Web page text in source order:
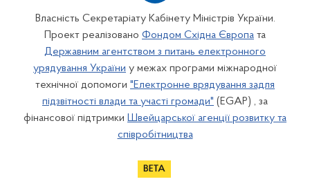
Власність Секретаріату Кабінету Міністрів України.
Проект реалізовано Фондом Східна Європа та
Державним агентством з питань електронного
урядування України у межах програми міжнародної
технічної допомоги "Електронне врядування задля
підзвітності влади та участі громади" (EGAP) , за
фінансової підтримки Швейцарської агенції розвитку та
співробітництва